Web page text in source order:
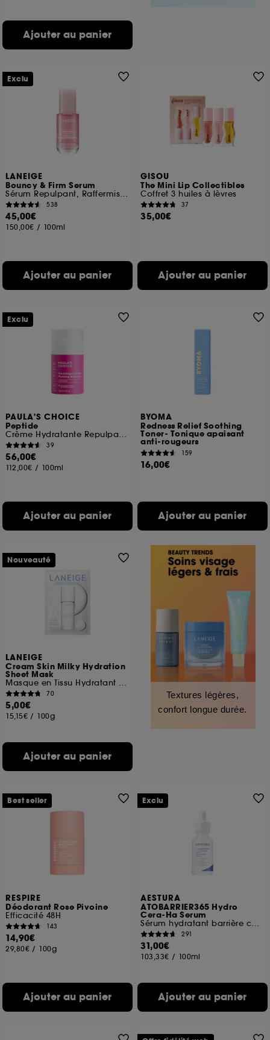
Ajouter au panier
LANEIGE
Bouncy & Firm Serum
Sérum Repulpant, Raffermissant et Lissant
538
45,00€
150,00€ / 100ml
Ajouter au panier
Exclu
GISOU
The Mini Lip Collectibles
Coffret 3 huiles à lèvres
37
35,00€
Ajouter au panier
PAULA'S CHOICE
Peptide
Crème Hydratante Repulpante Peptides Pro-Collagène
39
56,00€
112,00€ / 100ml
Ajouter au panier
Exclu
BYOMA
Redness Relief Soothing
Toner- Tonique apaisant
anti-rougeurs
159
16,00€
Ajouter au panier
LANEIGE
Cream Skin Milky Hydration
Sheet Mask
Masque en Tissu Hydratant et Apaisant
70
5,00€
15,15€ / 100g
Ajouter au panier
Nouveauté
Textures légères,
confort longue durée.
RESPIRE
Déodorant Rose Pivoine
Efficacité 48H
143
14,90€
29,80€ / 100g
Ajouter au panier
Best seller
AESTURA
ATOBARRIER365 Hydro
Cera-Ha Serum
Sérum hydratant barrière cutanée
291
31,00€
103,33€ / 100ml
Ajouter au panier
Exclu